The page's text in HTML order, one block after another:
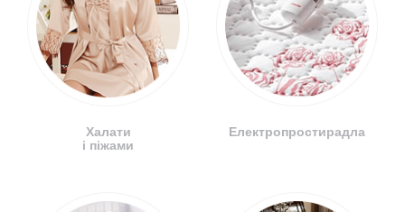
Халати
і піжами
Електропростирадла